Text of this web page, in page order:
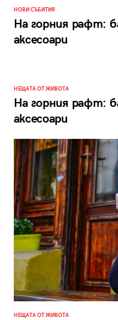
НОВИ СЪБИТИЯ
На горния рафт:
аксесоари
НЕЩАТА ОТ ЖИВОТА
На горния рафт:
аксесоари
НЕЩАТА ОТ ЖИВОТА